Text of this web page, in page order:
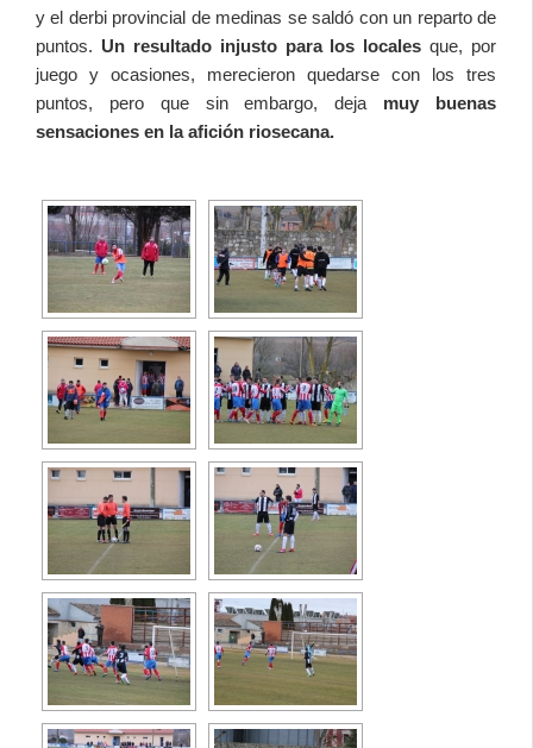
y el derbi provincial de medinas se saldó con un reparto de
puntos. Un resultado injusto para los locales que, por
juego y ocasiones, merecieron quedarse con los tres
puntos, pero que sin embargo, deja muy buenas
sensaciones en la afición riosecana.